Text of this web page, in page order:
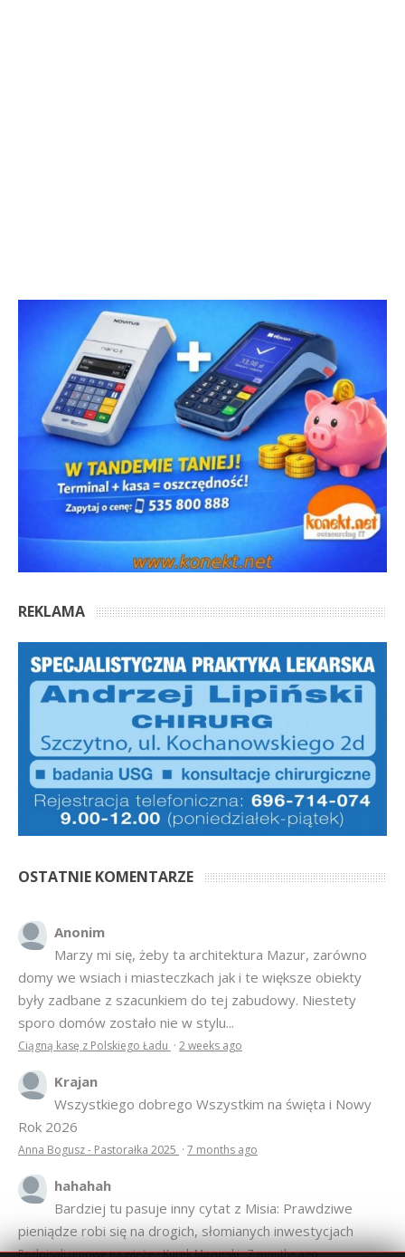
REKLAMA
OSTATNIE KOMENTARZE
Anonim
Marzy mi się, żeby ta architektura Mazur, zarówno
domy we wsiach i miasteczkach jak i te większe obiekty
były zadbane z szacunkiem do tej zabudowy. Niestety
sporo domów zostało nie w stylu...
Ciągną kasę z Polskiego Ładu
Krajan
Wszystkiego dobrego Wszystkim na święta i Nowy
Rok 2026
Anna Bogusz - Pastorałka 2025
hahahah